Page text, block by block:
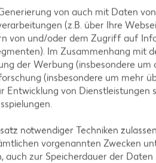
Brot während des Backens
von auch mit Daten
(z.B. über Ihre
von und/oder dem Zugriff auf
Im Zusammenhang mit
der Werbung (insbesondere um
(insbesondere um mehr
Entwicklung von Dienstleistungen
notwendiger Techniken
vorgenannten Zwecken
zur Speicherdauer der Daten